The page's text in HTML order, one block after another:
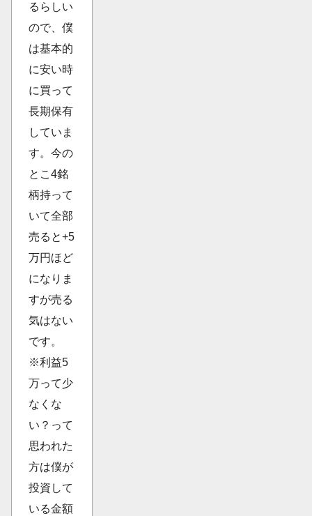
るらしい
ので、僕
は基本的
に安い時
に買って
長期保有
していま
す。今の
とこ4銘
柄持って
いて全部
売ると+5
万円ほど
になりま
すが売る
気はない
です。
※利益5
万って少
なくな
い？って
思われた
方は僕が
投資して
いる金額